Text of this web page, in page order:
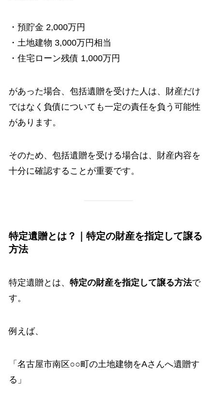
・預貯金 2,000万円
・土地建物 3,000万円相当
・住宅ローン残債 1,000万円
があった場合、包括遺贈を受けた人は、財産だけ
ではなく負債についても一定の責任を負う可能性
があります。
そのため、包括遺贈を受ける場合は、財産内容を
十分に確認することが重要です。
特定遺贈とは？｜特定の財産を指定して譲る
方法
特定遺贈とは、 特定の財産を指定して譲る方法で
す。
例えば、
「名古屋市南区○○町の土地建物をAさんへ遺贈す
る」